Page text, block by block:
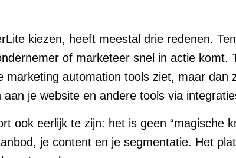
kiezen, heeft meestal drie redenen.
of marketeer snel in actie komt.
marketing automation tools ziet, maar dan
je website en andere tools via
ook eerlijk te zijn: het is geen “magische
je content en je segmentatie. Het